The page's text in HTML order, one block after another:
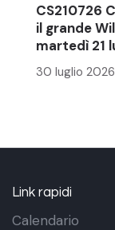
CS210726
il grande
martedì 21
30 luglio 2026
Link rapidi
Calendario